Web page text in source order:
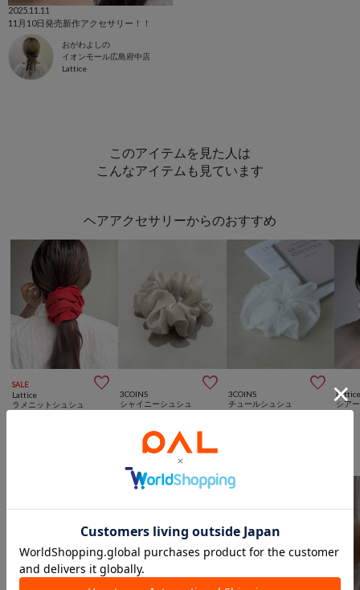
2025.11.11
11月10日発売新作アクセサリー！！
おがわよしの
イオンモール広島府中店
Lattice
このアイテムを見た人は
こんなアイテムも見ています
ヘアアクセサリーからのおすすめ
SALE 
Lattice
ラメニットシュシュ

3COINS
シャイニーシュシュ

3COINS
チュールシュシュ
シア
330
Latticeからのおすすめ